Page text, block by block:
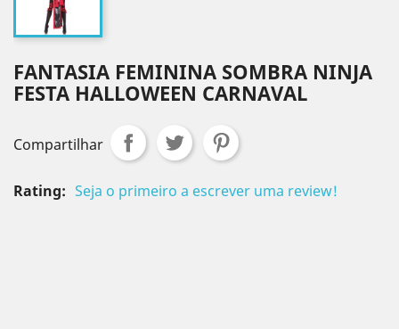
FANTASIA FEMININA SOMBRA NINJA
FESTA HALLOWEEN CARNAVAL
Compartilhar
Rating: Seja o primeiro a escrever uma review!